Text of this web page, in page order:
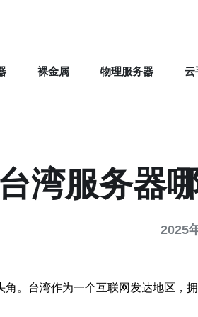
裸金属 物理服务器 云
台湾服务器
2025
。台湾作为一个互联网发达地区